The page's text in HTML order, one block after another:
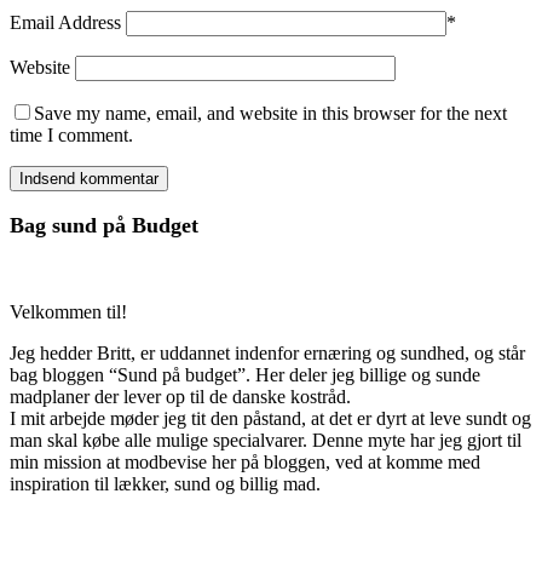
Email Address *
Website
Save my name, email, and website in this browser for the next
time I comment.
Bag sund på Budget
Velkommen til!
Jeg hedder Britt, er uddannet indenfor ernæring og sundhed, og står
bag bloggen “Sund på budget”. Her deler jeg billige og sunde
madplaner der lever op til de danske kostråd.
I mit arbejde møder jeg tit den påstand, at det er dyrt at leve sundt og
man skal købe alle mulige specialvarer. Denne myte har jeg gjort til
min mission at modbevise her på bloggen, ved at komme med
inspiration til lækker, sund og billig mad.